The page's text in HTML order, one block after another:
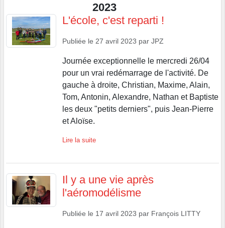
2023
L'école, c'est reparti !
Publiée le 27 avril 2023 par JPZ
Journée exceptionnelle le mercredi 26/04
pour un vrai redémarrage de l'activité. De
gauche à droite, Christian, Maxime, Alain,
Tom, Antonin, Alexandre, Nathan et Baptiste
les deux "petits derniers", puis Jean-Pierre
et Aloïse.
Lire la suite
Il y a une vie après
l'aéromodélisme
Publiée le 17 avril 2023 par François LITTY